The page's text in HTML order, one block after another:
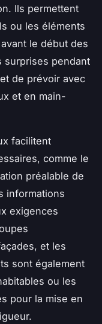
Ils permettent
ou les éléments
le début des
surprises pendant
de prévoir avec
et en main-
facilitent
comme le
préalable de
informations
exigences
et les
sont également
ou les
pour la mise en